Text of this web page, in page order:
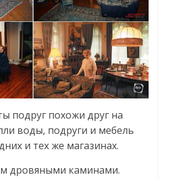
подруг похожи друг на
воды, подруги и мебель
и тех же магазинах.
дровяными каминами.